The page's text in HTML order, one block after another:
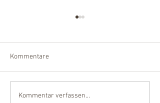
WAS FÜR EIN
Kommentare
Kommentar verfassen...